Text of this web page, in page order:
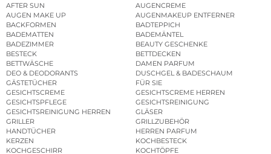
AFTER SUN
AUGENCREME
AUGEN MAKE UP
AUGENMAKEUP ENTFERNER
BACKFORMEN
BADTEPPICH
BADEMATTEN
BADEMÄNTEL
BADEZIMMER
BEAUTY GESCHENKE
BESTECK
BETTDECKEN
BETTWÄSCHE
DAMEN PARFUM
DEO & DEODORANTS
DUSCHGEL & BADESCHAUM
GÄSTETÜCHER
FÜR SIE
GESICHTSCREME
GESICHTSCREME HERREN
GESICHTSPFLEGE
GESICHTSREINIGUNG
GESICHTSREINIGUNG HERREN
GLÄSER
GRILLER
GRILLZUBEHÖR
HANDTÜCHER
HERREN PARFUM
KERZEN
KOCHBESTECK
KOCHGESCHIRR
KOCHTÖPFE